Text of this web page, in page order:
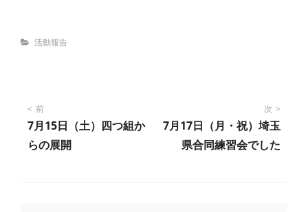
Categories
活動報告
投
稿
前
7月15日（土）四つ組か
らの展開
次
7月17日（月・祝）埼玉
県合同練習会でした